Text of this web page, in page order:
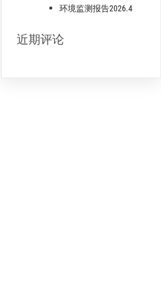
环境监测报告2026.4
近期评论